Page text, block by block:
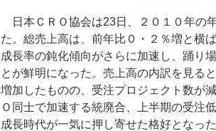
日本ＣＲＯ協会は23日、２０１０年の
た。総売上高は、前年比０・２％増と横
成長率の鈍化傾向がさらに加速し、踊り
とが鮮明になった。売上高の内訳を見る
増加したものの、受注プロジェクト数が
Ｏ同士で加速する統廃合、上半期の受注
成長時代が一気に押し寄せた格好となった